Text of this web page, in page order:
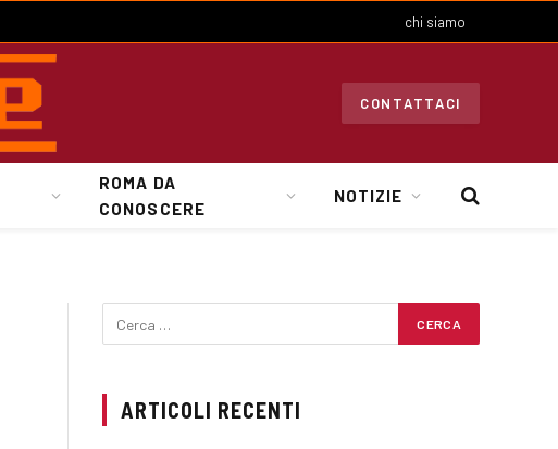
chi siamo
CONTATTACI
ROMA DA
CONOSCERE
NOTIZIE
ARTICOLI RECENTI